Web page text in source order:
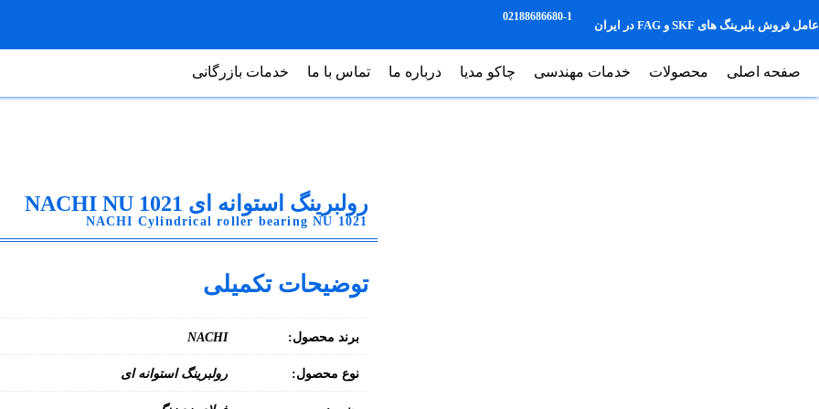
عامل فروش بلبرینگ های SKF و FAG در ایران
02188686680-1
صفحه اصلی محصولات خدمات مهندسی چاکو مدیا درباره ما تماس با ما خدمات بازرگانی
رولبرینگ استوانه ای NACHI NU 1021
NACHI Cylindrical roller bearing NU 1021
توضیحات تکمیلی
برند محصول: NACHI
نوع محصول: رولبرینگ استوانه ای